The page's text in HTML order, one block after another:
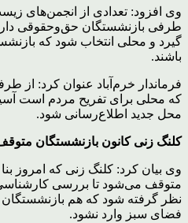
وی افزود: تعدادی از انجمن‌های
طرفی بازنشستگان حق‌وحقوقی
گیرد و محلی انتخاب شود که
باشند.
فرماندار خرم‌آباد عنوان کرد: از
که محلی برای تفریح مردم است
محل جدید اطلاع‌رسانی شود.
کلنگ زنی کانون بازنشستگان
وی بیان کرد: کلنگ زنی که امروز
متوقف می‌شود تا بررسی کارشناسی
نظر گرفته شود که هم
فضای سبز وارد نشود.